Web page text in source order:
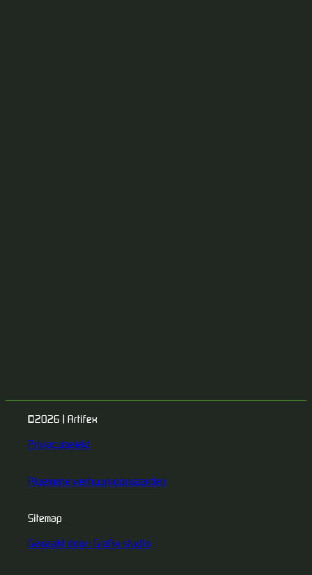
©2026 | Artifex
Privacybeleid
Algemene verhuurvoorwaarden
Sitemap
Gemaakt door: Grafix studio